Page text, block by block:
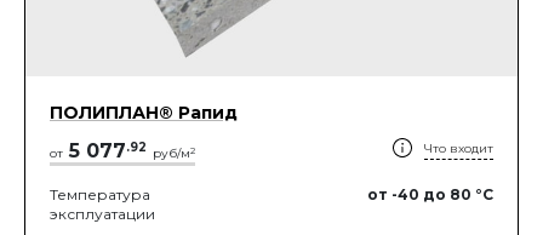
ПОЛИПЛАН® Рапид
от 5 077.92 руб/м2 Что входит
Температура
эксплуатации
от -40 до 80 °C